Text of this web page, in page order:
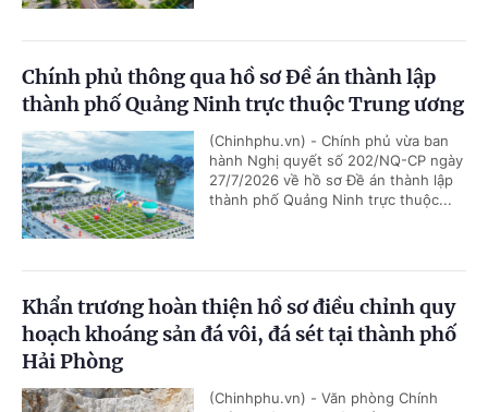
Chính phủ thông qua hồ sơ Đề án thành lập
thành phố Quảng Ninh trực thuộc Trung ương
(Chinhphu.vn) - Chính phủ vừa ban
hành Nghị quyết số 202/NQ-CP ngày
27/7/2026 về hồ sơ Đề án thành lập
thành phố Quảng Ninh trực thuộc...
Khẩn trương hoàn thiện hồ sơ điều chỉnh quy
hoạch khoáng sản đá vôi, đá sét tại thành phố
Hải Phòng
(Chinhphu.vn) - Văn phòng Chính